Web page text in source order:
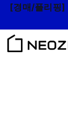
Skip
content
[경매/플리핑]